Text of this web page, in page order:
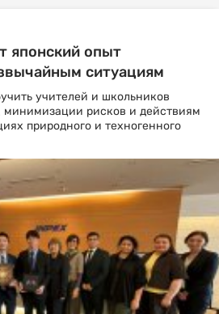
японский опыт
ситуациям
учителей и школьников
минимизации рисков и действиям
природного и техногенного